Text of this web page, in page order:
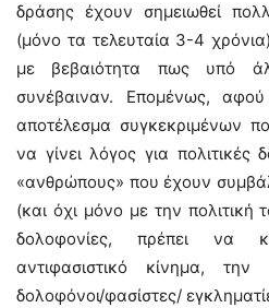
δράσης έχουν σημειωθεί
(μόνο τα τελευταία 3-4
με βεβαιότητα πως υπό
συνέβαιναν. Επομένως, αφού
αποτέλεσμα συγκεκριμένων
να γίνει λόγος για πολιτικές
«ανθρώπους» που έχουν
(και όχι μόνο με την πολιτική
δολοφονίες, πρέπει να
αντιφασιστικό κίνημα,
δολοφόνοι/φασίστες/